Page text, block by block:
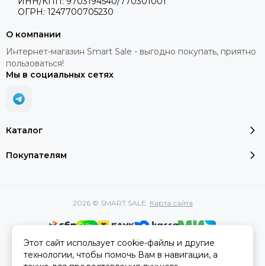
ОГРН: 1247700705230
Каталог
Покупателям
О компании
Интернет-магазин Smart Sale - выгодно покупать, приятно
пользоваться!
Мы в социальных сетях
2026 © SMART SALE. Карта сайта
Вся представленная на сайте информация, касающаяся
характеристик, стоимости товаров и услуг, носит
Этот сайт использует cookie-файлы и другие
технологии, чтобы помочь Вам в навигации, а